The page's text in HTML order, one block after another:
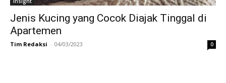
Jenis Kucing yang Cocok Diajak Tinggal di
Apartemen
Tim Redaksi - 04/03/2023 0